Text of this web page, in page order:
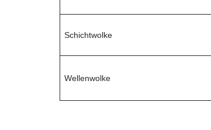
Schichtwolke
Wellenwolke